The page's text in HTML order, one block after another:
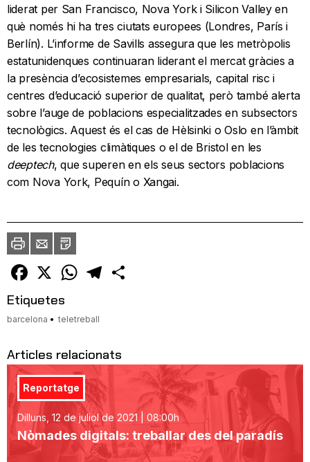
liderat per San Francisco, Nova York i Silicon Valley en
què només hi ha tres ciutats europees (Londres, París i
Berlín). L’informe de Savills assegura que les metròpolis
estatunidenques continuaran liderant el mercat gràcies a
la presència d’ecosistemes empresarials, capital risc i
centres d’educació superior de qualitat, però també alerta
sobre l’auge de poblacions especialitzades en subsectors
tecnològics. Aquest és el cas de Hèlsinki o Oslo en l’àmbit
de les tecnologies climàtiques o el de Bristol en les
deeptech, que superen en els seus sectors poblacions
com Nova York, Pequín o Xangai.
ImprimirEnvia
un
amic
PDF
Facebook
X WhatsAppTelegram
Etiquetes
barcelona teletreball
Articles relacionats
Reportatge
Dilluns, 12 de juliol de 2021 | 08:00h
Nòmades digitals: treballar des del paradís